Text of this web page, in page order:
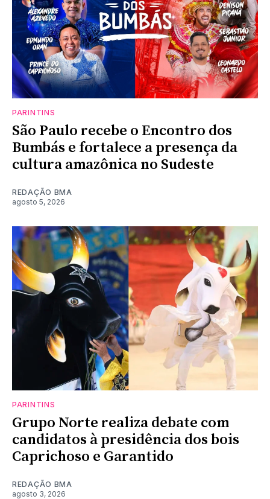
PARINTINS
São Paulo recebe o Encontro dos
Bumbás e fortalece a presença da
cultura amazônica no Sudeste
REDAÇÃO BMA
agosto 5, 2026
PARINTINS
Grupo Norte realiza debate com
candidatos à presidência dos bois
Caprichoso e Garantido
REDAÇÃO BMA
agosto 3, 2026